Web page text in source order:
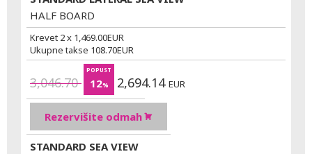
HALF BOARD
Krevet 2 x 1,469.00EUR
Ukupne takse 108.70EUR
3,046.70
POPUST
12% 2,694.14 EUR
Rezervišite odmah
STANDARD SEA VIEW